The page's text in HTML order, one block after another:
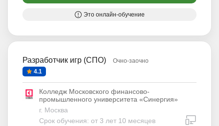
Это онлайн-обучение
Разработчик игр (СПО)
Очно-заочно
4.1
Колледж Московского финансово-
промышленного университета «Синергия»
г. Москва
Срок обучения: от 3 лет 10 месяцев